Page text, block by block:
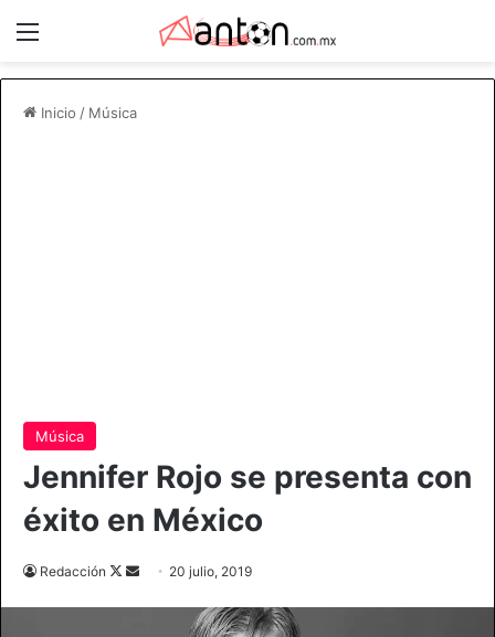
Menú
Inicio / Música
Música
Jennifer Rojo se presenta con
éxito en México
Redacción
Follow
Send 20 julio, 2019